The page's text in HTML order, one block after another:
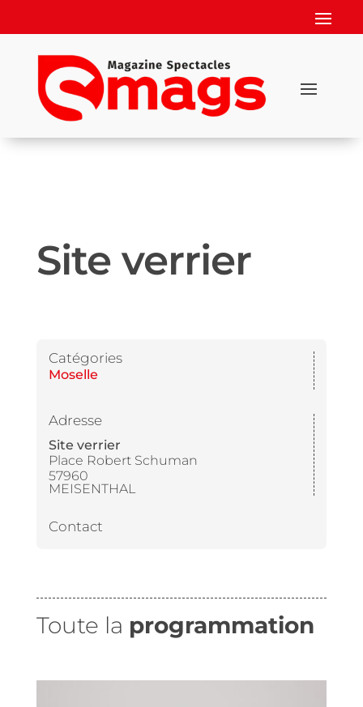
Site verrier
Catégories
Moselle
Adresse
Site verrier
Place Robert Schuman
57960
MEISENTHAL
Contact
Toute la programmation